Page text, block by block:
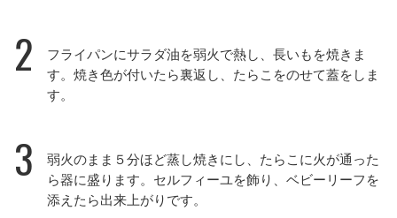
2
フライパンにサラダ油を弱火で熱し、長いもを焼きま
す。焼き色が付いたら裏返し、たらこをのせて蓋をしま
す。
3
弱火のまま５分ほど蒸し焼きにし、たらこに火が通った
ら器に盛ります。セルフィーユを飾り、ベビーリーフを
添えたら出来上がりです。